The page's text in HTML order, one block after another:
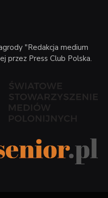
"Redakcja medium
przez Press Club Polska.